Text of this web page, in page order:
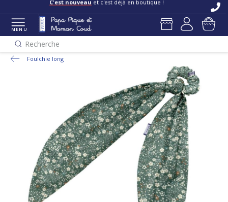
C'est nouveau et c'est déjà en boutique !
MENU
Recherche
Foulchie long